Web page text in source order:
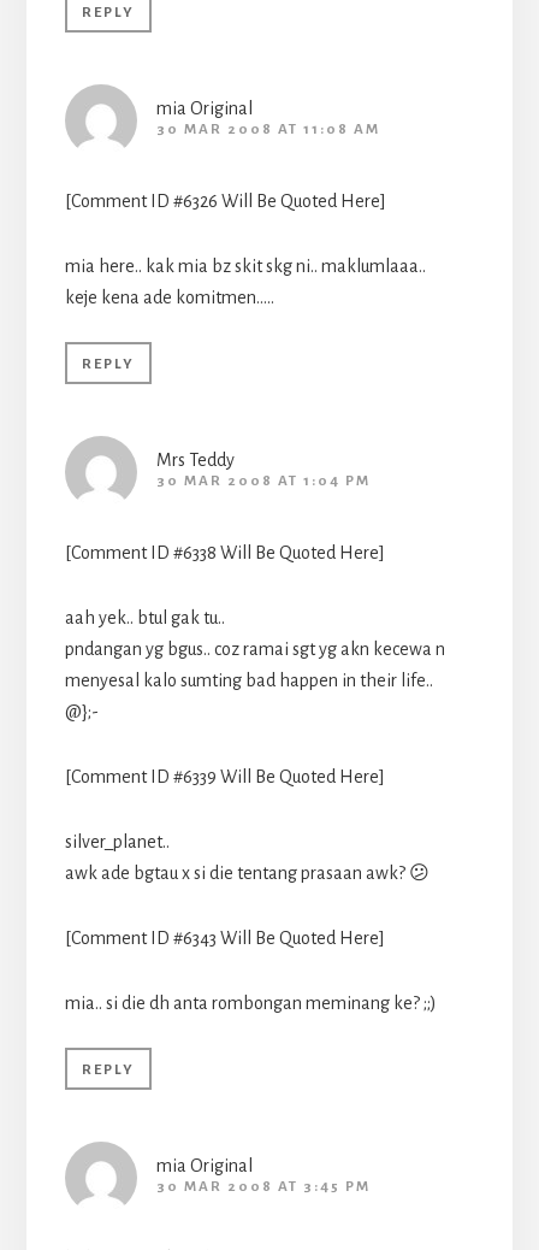
REPLY
mia Original
30 MAR 2008 AT 11:08 AM
[Comment ID #6326 Will Be Quoted Here]
mia here.. kak mia bz skit skg ni.. maklumlaaa..
keje kena ade komitmen…..
REPLY
Mrs Teddy
30 MAR 2008 AT 1:04 PM
[Comment ID #6338 Will Be Quoted Here]
aah yek.. btul gak tu..
pndangan yg bgus.. coz ramai sgt yg akn kecewa n
menyesal kalo sumting bad happen in their life..
@};-
[Comment ID #6339 Will Be Quoted Here]
silver_planet..
awk ade bgtau x si die tentang prasaan awk? 😕
[Comment ID #6343 Will Be Quoted Here]
mia.. si die dh anta rombongan meminang ke? ;;)
REPLY
mia Original
30 MAR 2008 AT 3:45 PM